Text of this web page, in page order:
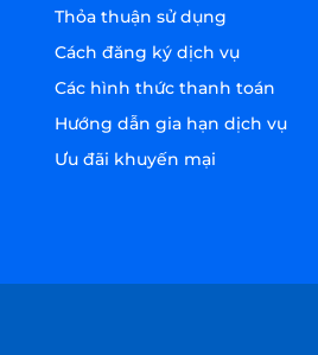
Thỏa thuận sử dụng
Cách đăng ký dịch vụ
Các hình thức thanh toán
Hướng dẫn gia hạn dịch vụ
Ưu đãi khuyến mại